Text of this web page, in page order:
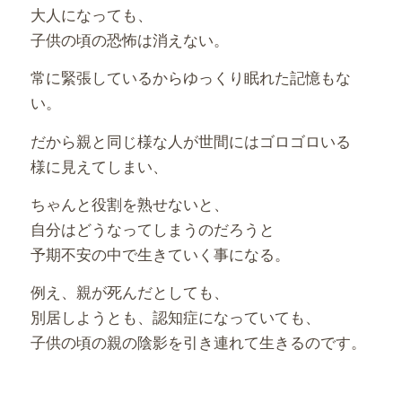
大人になっても、
子供の頃の恐怖は消えない。
常に緊張しているからゆっくり眠れた記憶もな
い。
だから親と同じ様な人が世間にはゴロゴロいる
様に見えてしまい、
ちゃんと役割を熟せないと、
自分はどうなってしまうのだろうと
予期不安の中で生きていく事になる。
例え、親が死んだとしても、
別居しようとも、認知症になっていても、
子供の頃の親の陰影を引き連れて生きるのです。